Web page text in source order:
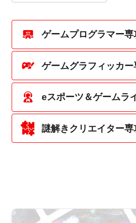
ゲームプログラマー専
ゲームグラフィッカー
eスポーツ＆ゲームラ
謎解きクリエイター専